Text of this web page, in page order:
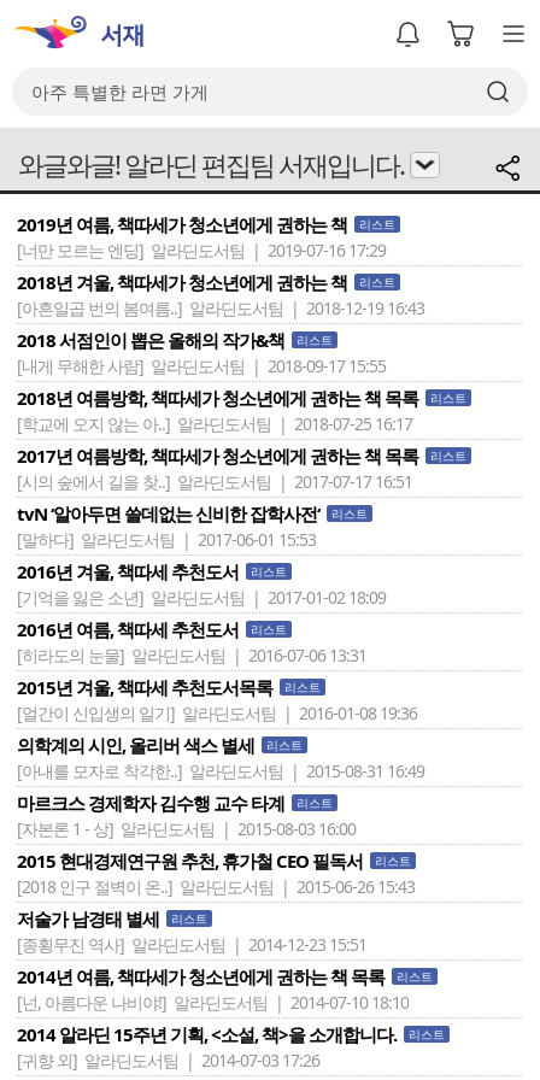
와글와글! 알라딘 편집팀 서재입니다.
2019년 여름, 책따세가 청소년에게 권하는 책 리스트
[너만 모르는 엔딩] 알라딘도서팀 | 2019-07-16 17:29
2018년 겨울, 책따세가 청소년에게 권하는 책 리스트
[아흔일곱 번의 봄여름..] 알라딘도서팀 | 2018-12-19 16:43
2018 서점인이 뽑은 올해의 작가&책 리스트
[내게 무해한 사람] 알라딘도서팀 | 2018-09-17 15:55
2018년 여름방학, 책따세가 청소년에게 권하는 책 목록 리스트
[학교에 오지 않는 아..] 알라딘도서팀 | 2018-07-25 16:17
2017년 여름방학, 책따세가 청소년에게 권하는 책 목록 리스트
[시의 숲에서 길을 찾..] 알라딘도서팀 | 2017-07-17 16:51
tvN ‘알아두면 쓸데없는 신비한 잡학사전‘ 리스트
[말하다] 알라딘도서팀 | 2017-06-01 15:53
2016년 겨울, 책따세 추천도서 리스트
[기억을 잃은 소년] 알라딘도서팀 | 2017-01-02 18:09
2016년 여름, 책따세 추천도서 리스트
[히라도의 눈물] 알라딘도서팀 | 2016-07-06 13:31
2015년 겨울, 책따세 추천도서목록 리스트
[얼간이 신입생의 일기] 알라딘도서팀 | 2016-01-08 19:36
의학계의 시인, 올리버 색스 별세 리스트
[아내를 모자로 착각한..] 알라딘도서팀 | 2015-08-31 16:49
마르크스 경제학자 김수행 교수 타계 리스트
[자본론 1 - 상] 알라딘도서팀 | 2015-08-03 16:00
2015 현대경제연구원 추천, 휴가철 CEO 필독서 리스트
[2018 인구 절벽이 온..] 알라딘도서팀 | 2015-06-26 15:43
저술가 남경태 별세 리스트
[종횡무진 역사] 알라딘도서팀 | 2014-12-23 15:51
2014년 여름, 책따세가 청소년에게 권하는 책 목록 리스트
[넌, 아름다운 나비야!] 알라딘도서팀 | 2014-07-10 18:10
2014 알라딘 15주년 기획, <소설, 책>을 소개합니다. 리스트
[귀향 외] 알라딘도서팀 | 2014-07-03 17:26